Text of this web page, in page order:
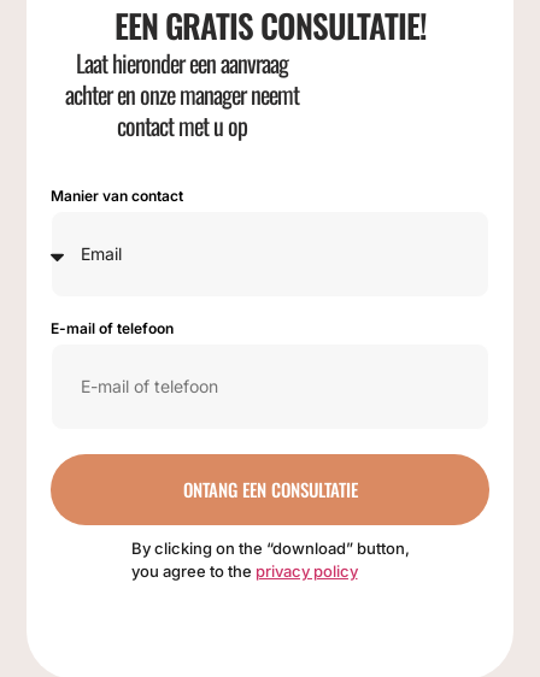
EEN GRATIS CONSULTATIE!
Laat hieronder een aanvraag
achter en onze manager neemt
contact met u op
Manier van contact
E-mail of telefoon
ONTANG EEN CONSULTATIE
By clicking on the “download” button,
you agree to the privacy policy